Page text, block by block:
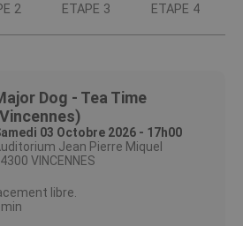
2 ETAPE 3 ETAPE 4
Dog - Tea Time
03 Octobre 2026 - 17h00
Jean Pierre Miquel
VINCENNES
libre.